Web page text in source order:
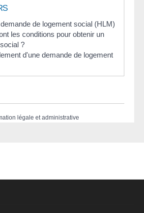
de logement social (HLM)
les conditions pour obtenir un
?
d'une demande de logement
légale et administrative